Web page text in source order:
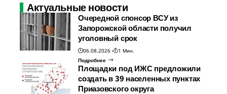
Актуальные новости
Очередной спонсор ВСУ из
Запорожской области получил
уголовный срок
06.08.2026
1 Мин.
Подробнее
Площадки под ИЖС предложили
создать в 39 населенных пунктах
Приазовского округа